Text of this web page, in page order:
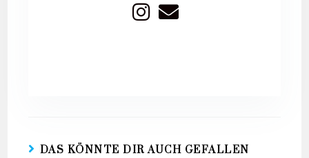
DAS KÖNNTE DIR AUCH GEFALLEN